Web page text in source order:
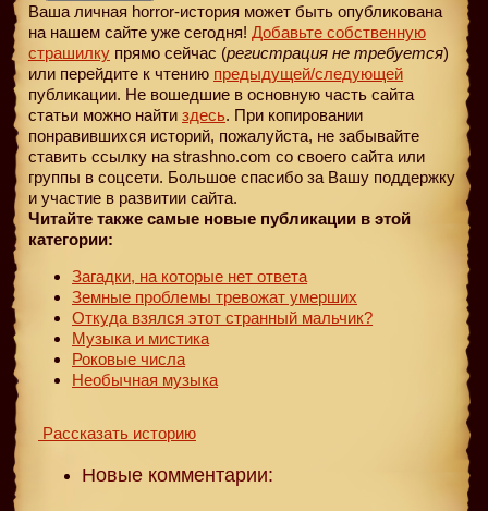
Ваша личная horror-история может быть опубликована
на нашем сайте уже сегодня! Добавьте собственную
страшилку прямо сейчас (регистрация не требуется)
или перейдите к чтению предыдущей/следующей
публикации. Не вошедшие в основную часть сайта
статьи можно найти здесь. При копировании
понравившихся историй, пожалуйста, не забывайте
ставить ссылку на strashno.com со своего сайта или
группы в соцсети. Большое спасибо за Вашу поддержку
и участие в развитии сайта.
Читайте также самые новые публикации в этой
категории:
Загадки, на которые нет ответа
Земные проблемы тревожат умерших
Откуда взялся этот странный мальчик?
Музыка и мистика
Роковые числа
Необычная музыка
Рассказать историю
Новые комментарии: